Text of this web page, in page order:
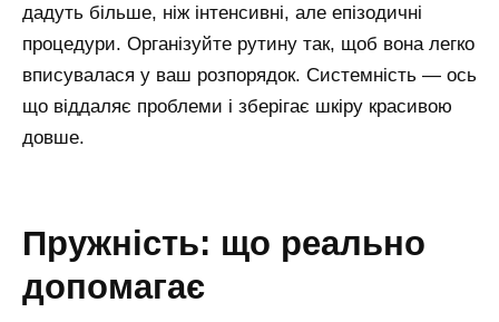
дадуть більше, ніж інтенсивні, але епізодичні
процедури. Організуйте рутину так, щоб вона легко
вписувалася у ваш розпорядок. Системність — ось
що віддаляє проблеми і зберігає шкіру красивою
довше.
пружність: що реально
допомагає